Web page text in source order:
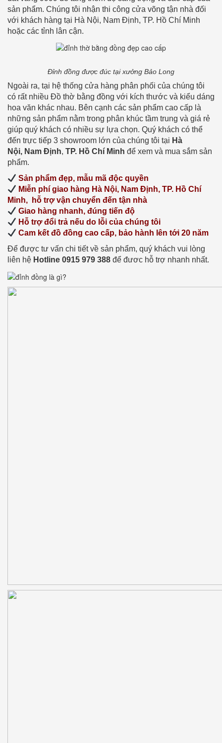
sản phẩm. Chúng tôi nhận thi công cửa võng tận nhà đối
với khách hàng tại Hà Nội, Nam Định, TP. Hồ Chí Minh
hoặc các tỉnh lân cận.
Đỉnh đồng được đúc tại xưởng Bảo Long
Ngoài ra, tại hệ thống cửa hàng phân phối của chúng tôi
có rất nhiều Đồ thờ bằng đồng với kích thước và kiểu dáng
hoa văn khác nhau. Bên cạnh các sản phẩm cao cấp là
những sản phẩm nằm trong phân khúc tầm trung và giá rẻ
giúp quý khách có nhiều sự lựa chọn. Quý khách có thể
đến trực tiếp 3 showroom lớn của chúng tôi tại Hà
Nội, Nam Định, TP. Hồ Chí Minh để xem và mua sắm sản
phẩm.
Sản phẩm đẹp, mẫu mã độc quyền
Miễn phí giao hàng Hà Nội, Nam Định, TP. Hồ Chí
Minh, hỗ trợ vận chuyển đến tận nhà
Giao hàng nhanh, đúng tiến độ
Hỗ trợ đổi trả nếu do lỗi của chúng tôi
Cam kết đồ đồng cao cấp, bảo hành lên tới 20 năm
Để được tư vấn chi tiết về sản phẩm, quý khách vui lòng
liên hệ Hotline 0915 979 388 để đươc hỗ trợ nhanh nhất.